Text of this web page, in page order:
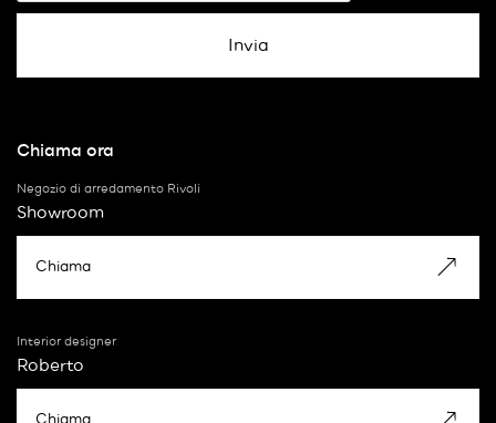
Chiama ora
Negozio di arredamento Rivoli
Showroom
Chiama
Interior designer
Roberto